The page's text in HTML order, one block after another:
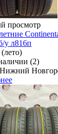
просмотр
у л816п
(2)